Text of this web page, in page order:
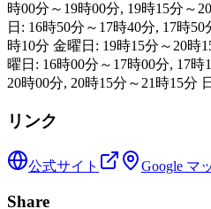
時00分～19時00分, 19時15分～
日: 16時50分～17時40分, 17時
時10分 金曜日: 19時15分～20時
曜日: 16時00分～17時00分, 17時
20時00分, 20時15分～21時15分
リンク
公式サイト Google マ
Share